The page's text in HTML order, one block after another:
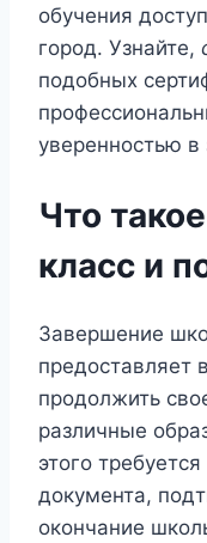
обучения
город. Узнайте,
подобных
уверенностью
Что
класс и
Завершение
предоставляет
продолжить
различные
этого
документа,
окончание